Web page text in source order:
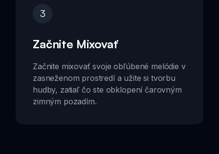
3
Začnite Mixovať
Začnite mixovať svoje obľúbené melódie v
zasneženom prostredí a užite si tvorbu
hudby, zatiaľ čo ste obklopení čarovným
zimným pozadím.